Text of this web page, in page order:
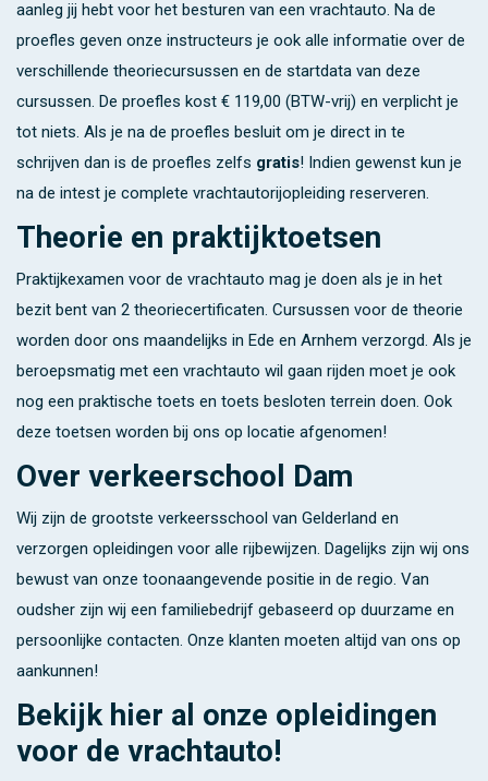
aanleg jij hebt voor het besturen van een vrachtauto. Na de
proefles geven onze instructeurs je ook alle informatie over de
verschillende theoriecursussen en de startdata van deze
cursussen. De proefles kost € 119,00 (BTW-vrij) en verplicht je
tot niets. Als je na de proefles besluit om je direct in te
schrijven dan is de proefles zelfs gratis! Indien gewenst kun je
na de intest je complete vrachtautorijopleiding reserveren.
Theorie en praktijktoetsen
Praktijkexamen voor de vrachtauto mag je doen als je in het
bezit bent van 2 theoriecertificaten. Cursussen voor de theorie
worden door ons maandelijks in Ede en Arnhem verzorgd. Als je
beroepsmatig met een vrachtauto wil gaan rijden moet je ook
nog een praktische toets en toets besloten terrein doen. Ook
deze toetsen worden bij ons op locatie afgenomen!
Over verkeerschool Dam
Wij zijn de grootste verkeersschool van Gelderland en
verzorgen opleidingen voor alle rijbewijzen. Dagelijks zijn wij ons
bewust van onze toonaangevende positie in de regio. Van
oudsher zijn wij een familiebedrijf gebaseerd op duurzame en
persoonlijke contacten. Onze klanten moeten altijd van ons op
aankunnen!
Bekijk hier al onze opleidingen
voor de vrachtauto!